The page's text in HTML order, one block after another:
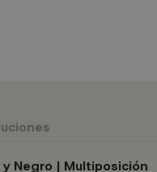
Negro | Multiposición